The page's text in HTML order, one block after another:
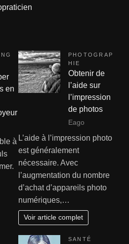
en
à
PHOTOGRAP
HIE
Obtenir de
l’aide sur
l’impression
de photos
Eago
L’aide à l’impression photo
est généralement
nécessaire. Avec
l’augmentation du nombre
d’achat d’appareils photo
numériques,…
Voir article complet
SANTÉ